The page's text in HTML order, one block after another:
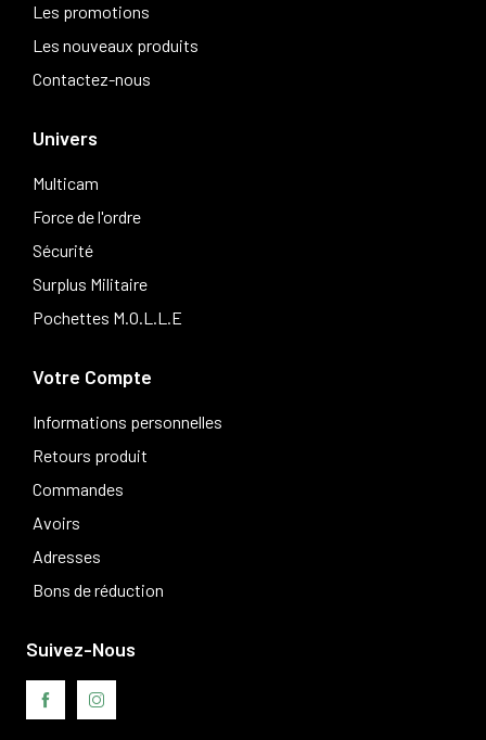
Les promotions
Les nouveaux produits
Contactez-nous
Univers
Multicam
Force de l'ordre
Sécurité
Surplus Militaire
Pochettes M.O.L.L.E
Votre Compte
Informations personnelles
Retours produit
Commandes
Avoirs
Adresses
Bons de réduction
Suivez-Nous